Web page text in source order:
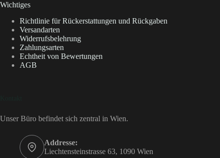
Wichtiges
Richtlinie für Rückerstattungen und Rückgaben
Versandarten
Widerrufsbelehrung
Zahlungsarten
Echtheit von Bewertungen
AGB
Unser Büro befindet sich zentral in Wien.
Addresse:
Liechtensteinstrasse 63, 1090 Wien